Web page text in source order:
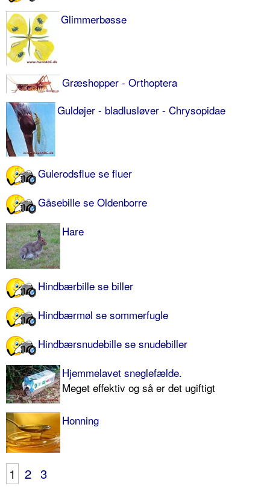
Glimmerbøsse
Græshopper - Orthoptera
Guldøjer - bladlusløver - Chrysopidae
Gulerodsflue se fluer
Gåsebille se Oldenborre
Hare
Hindbærbille se biller
Hindbærmøl se sommerfugle
Hindbærsnudebille se snudebiller
Hjemmelavet sneglefælde.
Meget effektiv og så er det ugiftigt
Honning
1 2 3